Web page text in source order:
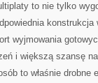
to nie tylko
konstrukcja
wyjmowania
i większą szansę
to właśnie drobne